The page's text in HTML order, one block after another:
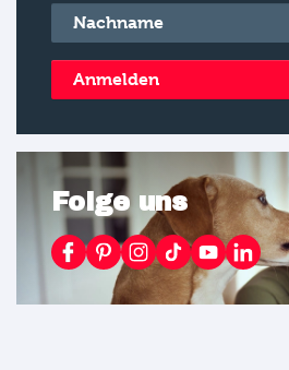
Nachname*
Anmelden
Folge uns